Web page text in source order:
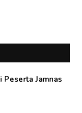
Jamnas